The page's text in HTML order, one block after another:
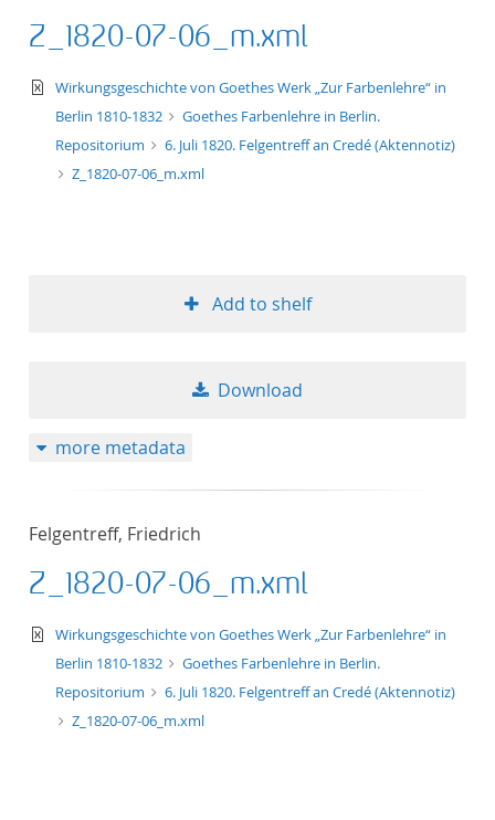
format ascending
Z_1820-07-06_m.xml
text/xml
Wirkungsgeschichte von Goethes Werk „Zur Farbenlehre“ in
Berlin 1810-1832
Goethes Farbenlehre in Berlin.
Repositorium
6. Juli 1820. Felgentreff an Credé (Aktennotiz)
Z_1820-07-06_m.xml
Add to shelf
Download
more metadata
Felgentreff, Friedrich
Z_1820-07-06_m.xml
text/xml
Wirkungsgeschichte von Goethes Werk „Zur Farbenlehre“ in
Berlin 1810-1832
Goethes Farbenlehre in Berlin.
Repositorium
6. Juli 1820. Felgentreff an Credé (Aktennotiz)
Z_1820-07-06_m.xml